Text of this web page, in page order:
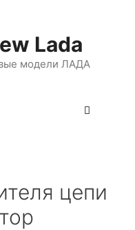
Lada
модели ЛАДА
цепи